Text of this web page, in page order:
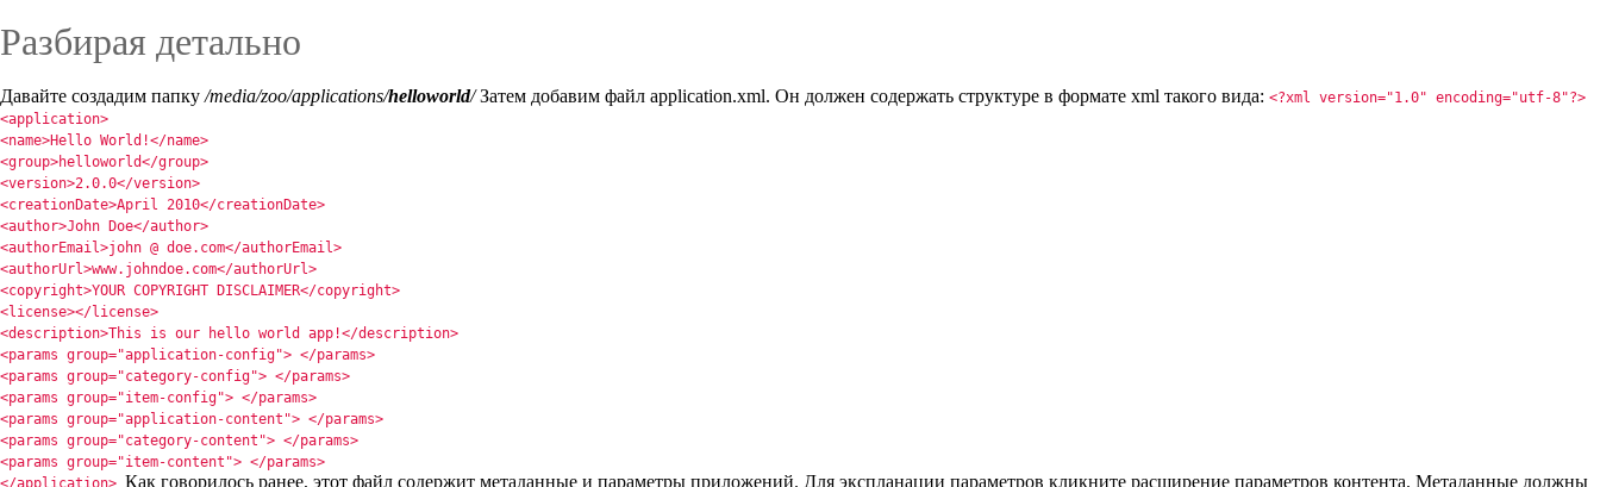
Разбирая детально
Давайте создадим папку /media/zoo/applications/helloworld/Затем добавим файл application.xml. Он должен содержать структуре в формате xml такого вида: <?xml version="1.0" encoding="utf-8"?>
<application>
<name>Hello World!</name>
<group>helloworld</group>
<version>2.0.0</version>
<creationDate>April 2010</creationDate>
<author>John Doe</author>
<authorEmail>john @ doe.com</authorEmail>
<authorUrl>www.johndoe.com</authorUrl>
<copyright>YOUR COPYRIGHT DISCLAIMER</copyright>
<license></license>
<description>This is our hello world app!</description>
<params group="application-config"> </params>
<params group="category-config"> </params>
<params group="item-config"> </params>
<params group="application-content"> </params>
<params group="category-content"> </params>
<params group="item-content"> </params>
</application> Как говорилось ранее, этот файл содержит метаданные и параметры приложений. Для экспланации параметров кликните расширение параметров контента. Метаданные должны